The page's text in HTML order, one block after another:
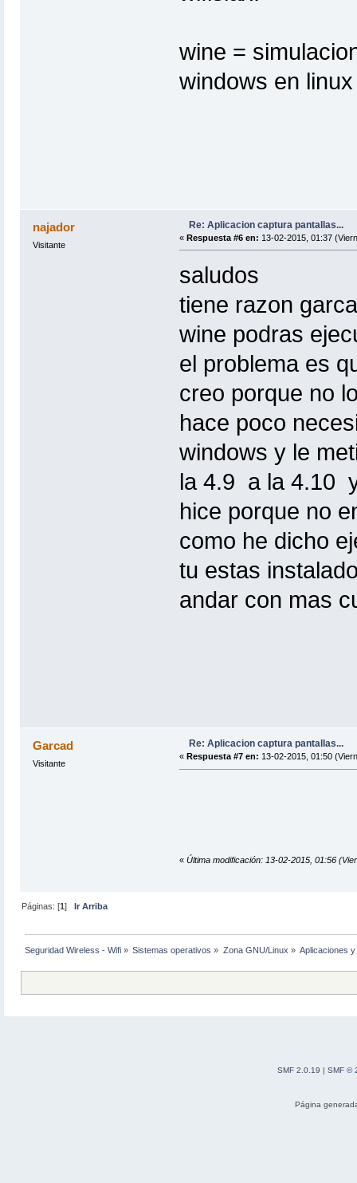
wine =
windows en linux
najador
Visitante
Re: Aplicacion captura pantallas...
« Respuesta #6 en: 13-02-2015, 01:37
saludos
tiene razon
wine podras
el problema es
creo porque no
hace poco
windows y le
la 4.9 a la 4.10
hice porque no
como he dicho
tu estas
andar con mas
Garcad
Visitante
Re: Aplicacion captura pantallas...
« Respuesta #7 en: 13-02-2015, 01:50
« Última modificación: 13-02-2015, 01:56
Páginas: [1] Ir Arriba
Seguridad Wireless - Wifi » Sistemas operativos » Zona GNU/Linux » Aplicaciones
SMF 2.0.19 | SMF ©
Página